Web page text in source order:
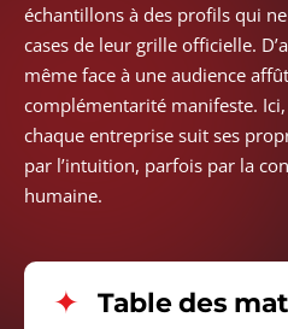
échantillons à des profils qui
cases de leur grille officielle.
même face à une audience
complémentarité manifeste.
chaque entreprise suit ses
par l’intuition, parfois par la
humaine.
Table des